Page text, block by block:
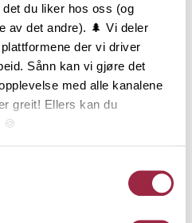
du liker hos oss (og
av det andre). 🌲 Vi deler
der vi driver
Sånn kan vi gjøre det
med alle kanalene
greit! Ellers kan du
gråtonet beisfarge med
ÆDELGRÅ Mørk vil
og stram arkitektur,
(Ligner Jotuns
og den 12 mm.
er endepløyd, falset og